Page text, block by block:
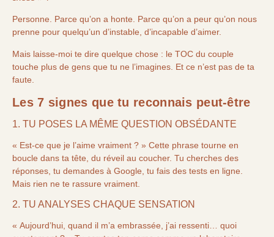
Personne. Parce qu’on a honte. Parce qu’on a peur qu’on nous
prenne pour quelqu’un d’instable, d’incapable d’aimer.
Mais laisse-moi te dire quelque chose : le TOC du couple
touche plus de gens que tu ne l’imagines. Et ce n’est pas de ta
faute.
Les 7 signes que tu reconnais peut-être
1. TU POSES LA MÊME QUESTION OBSÉDANTE
« Est-ce que je l’aime vraiment ? » Cette phrase tourne en
boucle dans ta tête, du réveil au coucher. Tu cherches des
réponses, tu demandes à Google, tu fais des tests en ligne.
Mais rien ne te rassure vraiment.
2. TU ANALYSES CHAQUE SENSATION
« Aujourd’hui, quand il m’a embrassée, j’ai ressenti… quoi